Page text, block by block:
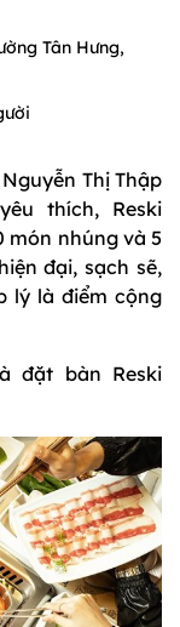
Tân Hưng,
Thị Thập
thích, Reski
món nhúng và 5
đại, sạch sẽ,
lý là điểm cộng
đặt bàn Reski